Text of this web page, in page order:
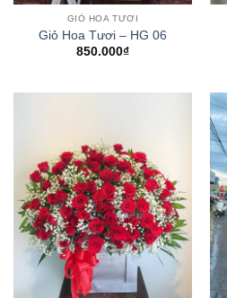
GIỎ HOA TƯƠI
Giỏ Hoa Tươi – HG 06
850.000₫